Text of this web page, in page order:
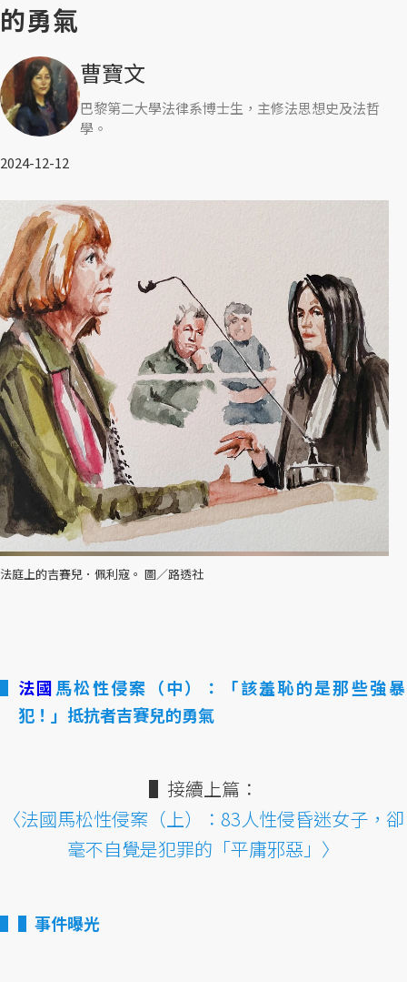
的勇氣
曹寶文
巴黎第二大學法律系博士生，主修法思想史及法哲
學。
2024-12-12
法庭上的吉賽兒．佩利寇。 圖／路透社
法國馬松性侵案（中）：「該羞恥的是那些強暴
犯！」抵抗者吉賽兒的勇氣
▌接續上篇：
〈法國馬松性侵案（上）：83人性侵昏迷女子，卻
毫不自覺是犯罪的「平庸邪惡」〉
▌事件曝光